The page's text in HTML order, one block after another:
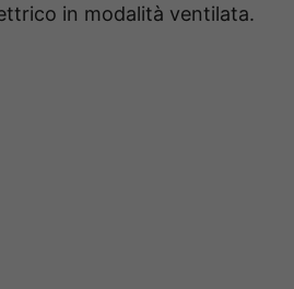
in modalità ventilata.